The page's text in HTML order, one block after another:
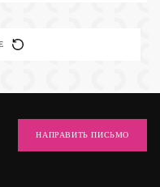
НАПРАВИТЬ ПИСЬМО